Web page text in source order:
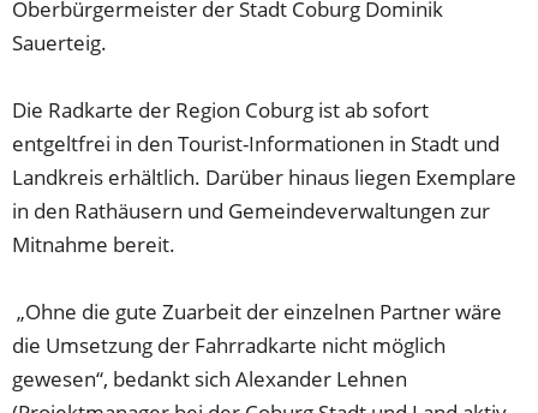
Oberbürgermeister der Stadt Coburg Dominik
Sauerteig.
Die Radkarte der Region Coburg ist ab sofort
entgeltfrei in den Tourist-Informationen in Stadt und
Landkreis erhältlich. Darüber hinaus liegen Exemplare
in den Rathäusern und Gemeindeverwaltungen zur
Mitnahme bereit.
„Ohne die gute Zuarbeit der einzelnen Partner wäre
die Umsetzung der Fahrradkarte nicht möglich
gewesen“, bedankt sich Alexander Lehnen